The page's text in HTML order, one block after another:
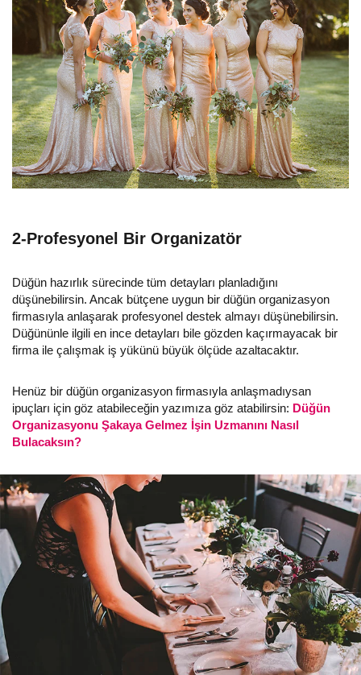
2-Profesyonel Bir Organizatör
Düğün hazırlık sürecinde tüm detayları planladığını
düşünebilirsin. Ancak bütçene uygun bir düğün organizasyon
firmasıyla anlaşarak profesyonel destek almayı düşünebilirsin.
Düğününle ilgili en ince detayları bile gözden kaçırmayacak bir
firma ile çalışmak iş yükünü büyük ölçüde azaltacaktır.
Henüz bir düğün organizasyon firmasıyla anlaşmadıysan
ipuçları için göz atabileceğin yazımıza göz atabilirsin: Düğün
Organizasyonu Şakaya Gelmez İşin Uzmanını Nasıl
Bulacaksın?